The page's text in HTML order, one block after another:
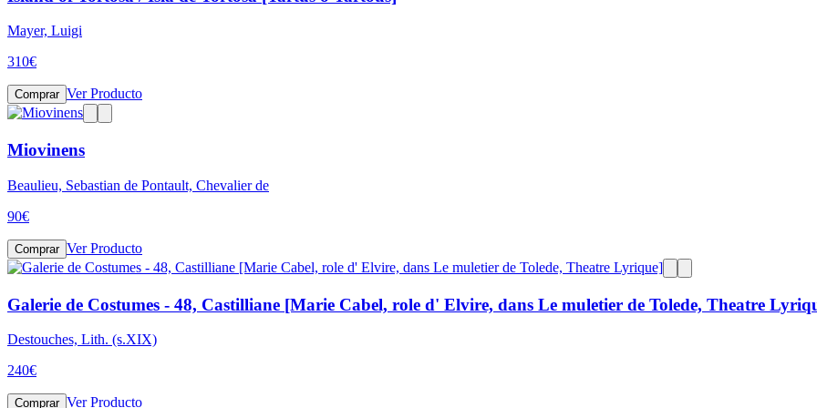
Mayer, Luigi
310€
Comprar Ver Producto
Miovinens
Beaulieu, Sebastian de Pontault, Chevalier de
90€
Comprar Ver Producto
Galerie de Costumes - 48, Castilliane [Marie Cabel, role d' Elvire, dans Le muletier de Tolede, Theatre
Destouches, Lith. (s.XIX)
240€
Comprar Ver Producto